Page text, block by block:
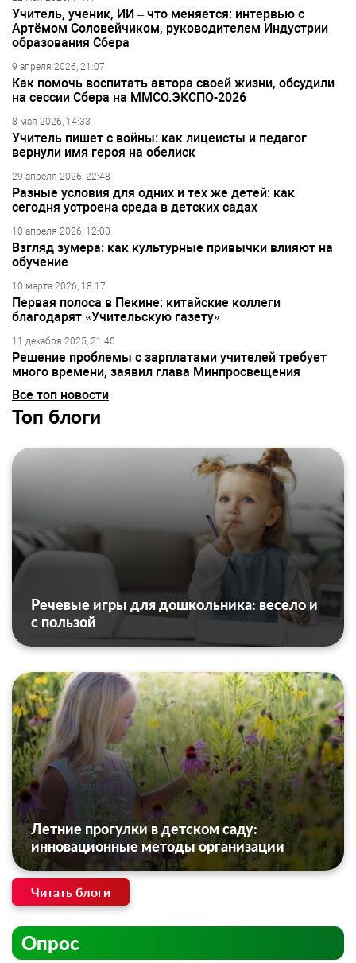
Учитель, ученик, ИИ – что меняется: интервью с
Артёмом Соловейчиком, руководителем Индустрии
образования Сбера
9 апреля 2026, 21:07
Как помочь воспитать автора своей жизни, обсудили
на сессии Сбера на ММСО.ЭКСПО-2026
8 мая 2026, 14:33
Учитель пишет с войны: как лицеисты и педагог
вернули имя героя на обелиск
29 апреля 2026, 22:48
Разные условия для одних и тех же детей: как
сегодня устроена среда в детских садах
10 апреля 2026, 12:00
Взгляд зумера: как культурные привычки влияют на
обучение
10 марта 2026, 18:17
Первая полоса в Пекине: китайские коллеги
благодарят «Учительскую газету»
11 декабря 2025, 21:40
Решение проблемы с зарплатами учителей требует
много времени, заявил глава Минпросвещения
Все топ новости
Топ блоги
Речевые игры для дошкольника: весело и
с пользой
Летние прогулки в детском саду:
инновационные методы организации
Читать блоги
Опрос